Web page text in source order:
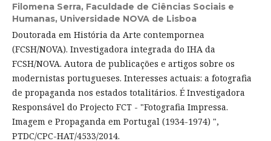
Filomena Serra, Faculdade de Ciências Sociais e
Humanas, Universidade NOVA de Lisboa
Doutorada em História da Arte contempornea
(FCSH/NOVA). Investigadora integrada do IHA da
FCSH/NOVA. Autora de publicações e artigos sobre os
modernistas portugueses. Interesses actuais: a fotografia
de propaganda nos estados totalitários. É Investigadora
Responsável do Projecto FCT - "Fotografia Impressa.
Imagem e Propaganda em Portugal (1934-1974) ",
PTDC/CPC-HAT/4533/2014.